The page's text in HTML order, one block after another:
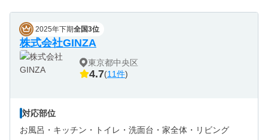
2025年下期全国3位
株式会社GINZA
東京都中央区
4.7(11件)
対応部位
お風呂・ キッチン・ トイレ・ 洗面台・ 家全体・ リビング